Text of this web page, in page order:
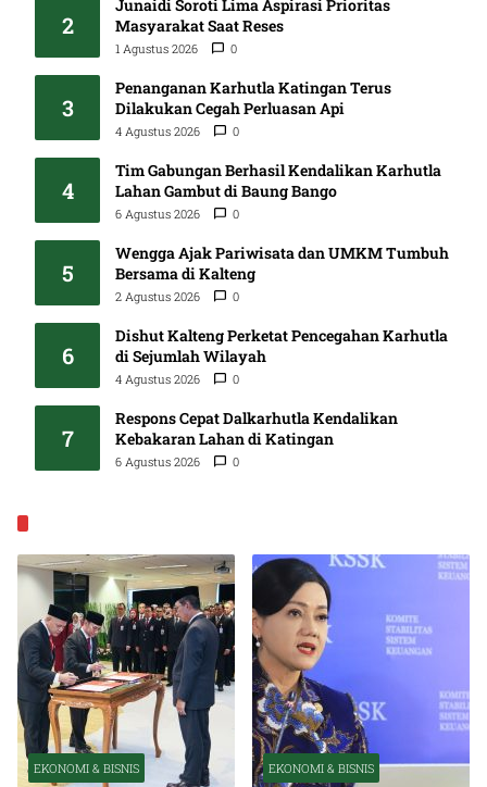
2
Junaidi Soroti Lima Aspirasi Prioritas
Masyarakat Saat Reses
1 Agustus 2026 0
3
Penanganan Karhutla Katingan Terus
Dilakukan Cegah Perluasan Api
4 Agustus 2026 0
4
Tim Gabungan Berhasil Kendalikan Karhutla
Lahan Gambut di Baung Bango
6 Agustus 2026 0
5
Wengga Ajak Pariwisata dan UMKM Tumbuh
Bersama di Kalteng
2 Agustus 2026 0
6
Dishut Kalteng Perketat Pencegahan Karhutla
di Sejumlah Wilayah
4 Agustus 2026 0
7
Respons Cepat Dalkarhutla Kendalikan
Kebakaran Lahan di Katingan
6 Agustus 2026 0
EKONOMI & BISNIS EKONOMI & BISNIS